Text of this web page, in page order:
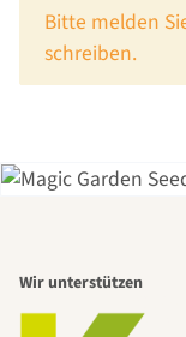
x
Bitte melden
schreiben.
Wir unterstützen